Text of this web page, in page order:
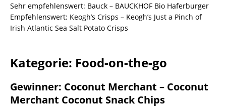
Sehr empfehlenswert: Bauck – BAUCKHOF Bio Haferburger
Empfehlenswert: Keogh’s Crisps – Keogh’s Just a Pinch of
Irish Atlantic Sea Salt Potato Crisps
Kategorie: Food-on-the-go
Gewinner: Coconut Merchant – Coconut
Merchant Coconut Snack Chips